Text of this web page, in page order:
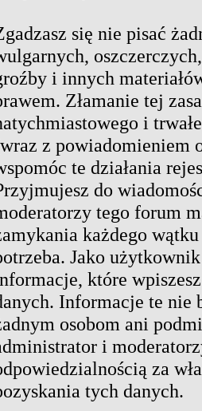
się nie pisać
i innych
Złamanie tej
i
z powiadomieniem
te działania
do
tego forum
każdego
Jako
które
Informacje te nie
osobom ani
i
za
tych danych.